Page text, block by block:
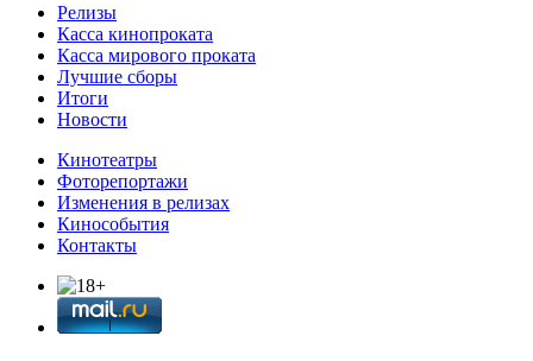
Релизы
Касса кинопроката
Касса мирового проката
Лучшие сборы
Итоги
Новости
Кинотеатры
Фоторепортажи
Изменения в релизах
Кинособытия
Контакты